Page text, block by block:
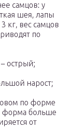
самцов: у
шея, лапы
кг, вес самцов
по
острый;
нарост;
по форме
форма больше
от